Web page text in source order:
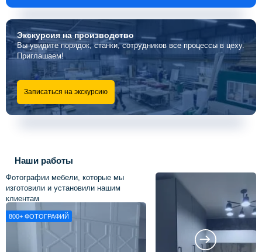
Экскурсияна производство
Вы увидите порядок, станки, сотрудников все процессы в цеху.
Приглашаем!
Записаться на экскурсию
Наши работы
Фотографии мебели, которые мы
изготовили и установили нашим
клиентам
800+ ФОТОГРАФИЙ